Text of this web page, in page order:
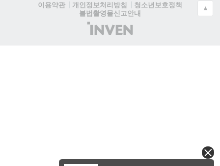
이용약관
개인정보처리방침
청소년보호정책
불법촬영물신고안내
(주)
인
▲